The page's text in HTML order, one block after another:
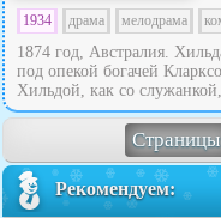
1934 драма мелодрама
1874 год, Австралия.
под опекой богачей
Хильдой, как со
Рекомендуем: